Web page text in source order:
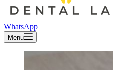
WhatsApp
Menu